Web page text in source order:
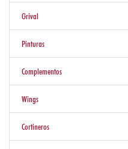
Grival
Pinturas
Complementos
Wings
Cortineros